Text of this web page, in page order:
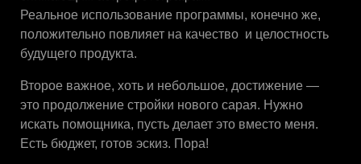
Реальное использование программы, конечно же,
положительно повлияет на качество и целостность
будущего продукта.
Второе важное, хоть и небольшое, достижение —
это продолжение стройки нового сарая. Нужно
искать помощника, пусть делает это вместо меня.
Есть бюджет, готов эскиз. Пора!